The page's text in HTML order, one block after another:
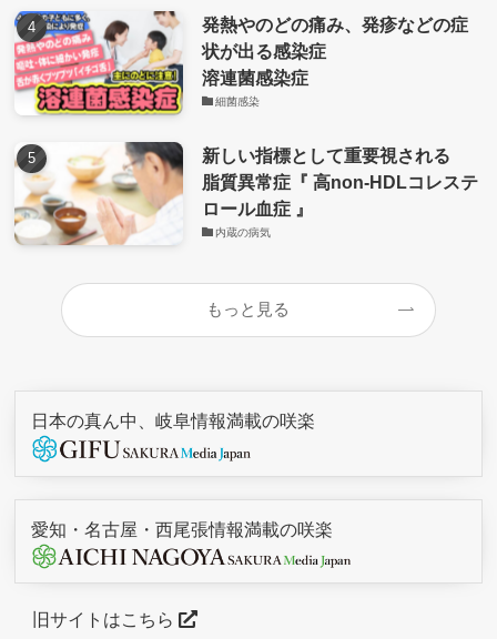
発熱やのどの痛み、発疹などの症
状が出る感染症
溶連菌感染症
細菌感染
新しい指標として重要視される
脂質異常症『 高non-HDLコレステ
ロール血症 』
内蔵の病気
もっと見る
日本の真ん中、岐阜情報満載の咲楽
愛知・名古屋・西尾張情報満載の咲楽
旧サイトはこちら